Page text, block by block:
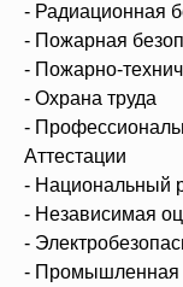
- Радиационная
- Пожарная
- Пожарно-
- Охрана труда
-
Аттестации
- Национальный
- Независимая
-
- Промышленная